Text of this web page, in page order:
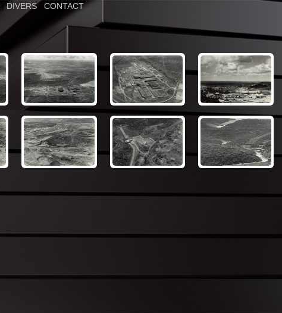
|DIVERS| CONTACT